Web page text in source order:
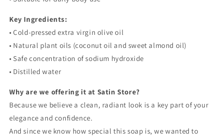
Key Ingredients:
• Cold-pressed extra virgin olive oil
• Natural plant oils (coconut oil and sweet almond oil)
• Safe concentration of sodium hydroxide
• Distilled water
Why are we offering it at Satin Store?
Because we believe a clean, radiant look is a key part of your
elegance and confidence.
And since we know how special this soap is, we wanted to